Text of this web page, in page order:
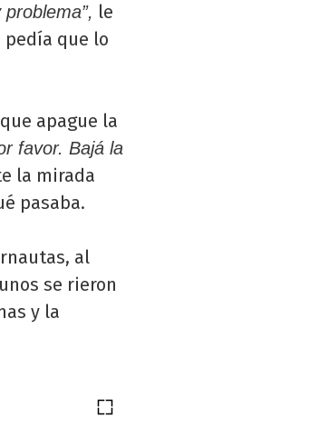
le
pedía que lo
apague la
favor. Bajá la
la mirada
pasaba.
al
se rieron
y la